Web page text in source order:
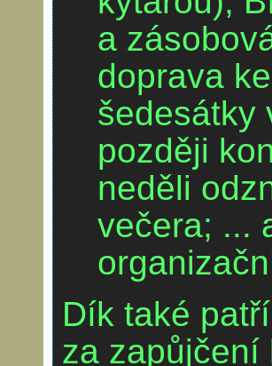
a
doprava
šedesátky
později
neděli
večera; ...
Dík také
za zapůjčení